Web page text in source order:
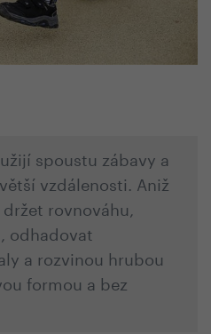
spoustu zábavy a
vzdálenosti. Aniž
rovnováhu,
odhadovat
a rozvinou hrubou
formou a bez